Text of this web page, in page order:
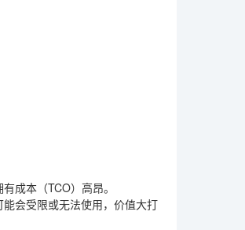
成本（TCO）高昂。
会受限或无法使用，价值大打